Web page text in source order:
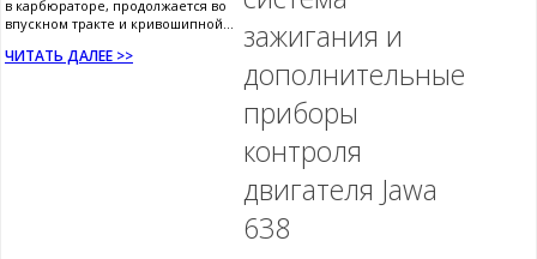
в карбюраторе, продолжается во
впускном тракте и кривошипной...
ЧИТАТЬ ДАЛЕЕ >>
зажигания и
дополнительные
приборы
контроля
двигателя Jawa
638